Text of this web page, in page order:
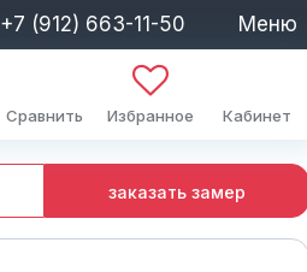
+7 (912) 663-11-50 Меню
Сравнить Избранное Кабинет
заказать замер